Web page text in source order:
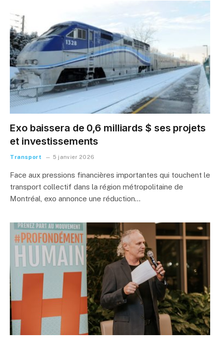
Exo baissera de 0,6 milliards $ ses projets
et investissements
Transport 5 janvier 2026
Face aux pressions financières importantes qui touchent le
transport collectif dans la région métropolitaine de
Montréal, exo annonce une réduction…